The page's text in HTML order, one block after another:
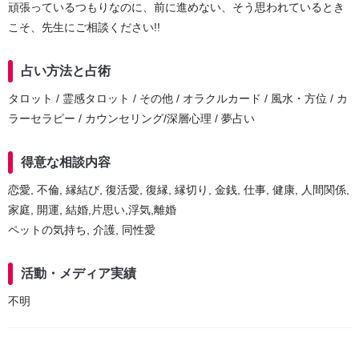
頑張っているつもりなのに、前に進めない、そう思われているとき
こそ、先生にご相談ください!!
占い方法と占術
タロット / 霊感タロット / その他 / オラクルカード / 風水・方位 / カ
ラーセラピー / カウンセリング/深層心理 / 夢占い
得意な相談内容
恋愛, 不倫, 縁結び, 復活愛, 復縁, 縁切り, 金銭, 仕事, 健康, 人間関係,
家庭, 開運, 結婚,片思い,浮気,離婚
ペットの気持ち, 介護, 同性愛
活動・メディア実績
不明